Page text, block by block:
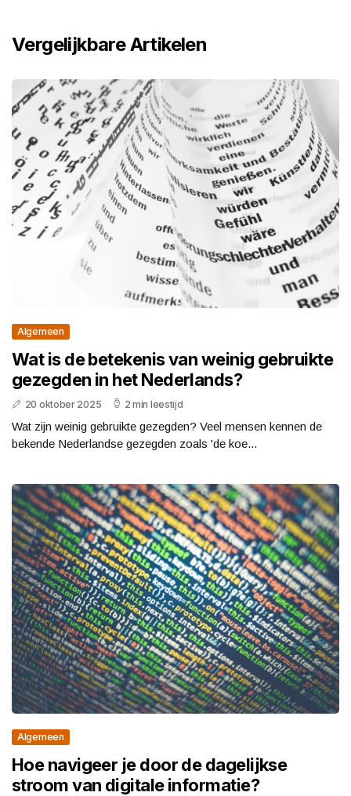
Vergelijkbare Artikelen
Algemeen
Wat is de betekenis van weinig gebruikte
gezegden in het Nederlands?
20 oktober 2025 2 min leestijd
Wat zijn weinig gebruikte gezegden? Veel mensen kennen de
bekende Nederlandse gezegden zoals 'de koe...
Algemeen
Hoe navigeer je door de dagelijkse
stroom van digitale informatie?